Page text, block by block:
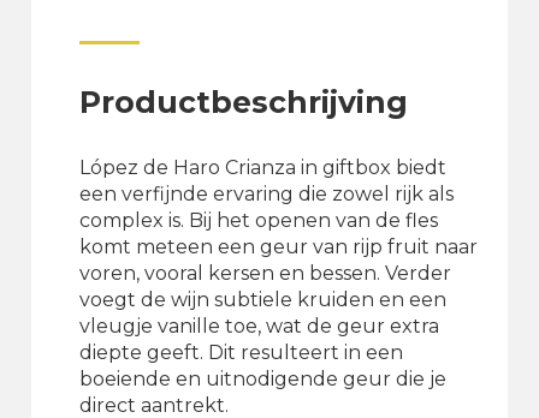
aantal
Productbeschrijving
López de Haro Crianza in giftbox biedt
een verfijnde ervaring die zowel rijk als
complex is. Bij het openen van de fles
komt meteen een geur van rijp fruit naar
voren, vooral kersen en bessen. Verder
voegt de wijn subtiele kruiden en een
vleugje vanille toe, wat de geur extra
diepte geeft. Dit resulteert in een
boeiende en uitnodigende geur die je
direct aantrekt.